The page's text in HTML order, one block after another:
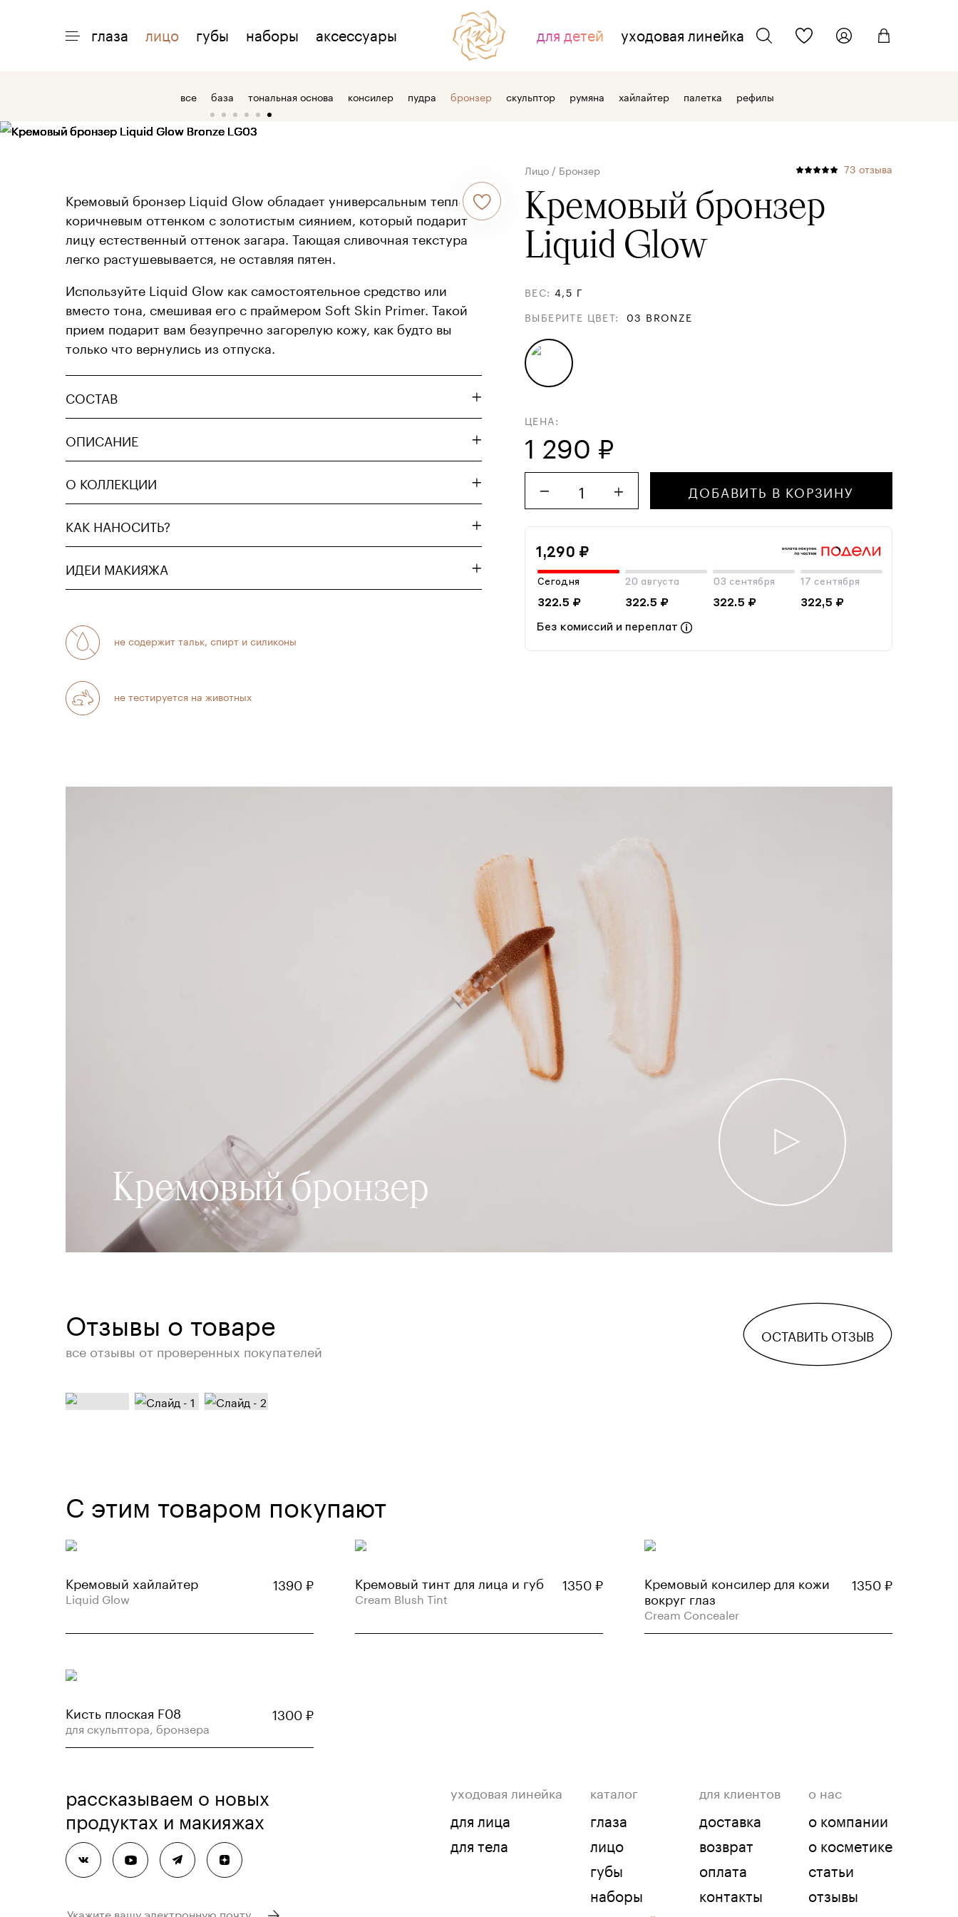
глаза лицо губы наборы аксессуары для детей уходовая линейка
ПОМОЩЬ
доставка
ДЛЯ СВЯЗИ
оптовым клиентам
info@kmcosmetics.ru
все база тональная основа консилер пудра бронзер скульптор румяна хайлайтер палетка рефилы
Кремовый бронзер Liquid Glow обладает универсальным тепло-
коричневым оттенком с золотистым сиянием, который подарит
лицу естественный оттенок загара. Тающая сливочная текстура
легко растушевывается, не оставляя пятен.
Используйте Liquid Glow как самостоятельное средство или
вместо тона, смешивая его с праймером Soft Skin Primer. Такой
прием подарит вам безупречно загорелую кожу, как будто вы
только что вернулись из отпуска.
СОСТАВ
ОПИСАНИЕ
О КОЛЛЕКЦИИ
КАК НАНОСИТЬ?
ИДЕИ МАКИЯЖА
не содержит тальк, спирт и силиконы
не тестируется на животных
Лицо / Бронзер 73 отзыва
Кремовый бронзер
Liquid Glow
ВЕС:4,5 Г
ВЫБЕРИТЕ ЦВЕТ: 03 BRONZE
ЦЕНА:
1 290 ₽
1 ДОБАВИТЬ В КОРЗИНУ
1,290 ₽
Сегодня
322.5 ₽
20 августа
322.5 ₽
03 сентября
322.5 ₽
17 сентября
322,5 ₽
Без комиссий и переплат
Кремовый бронзер
Отзывы о товаре
все отзывы от проверенных покупателей
ОСТАВИТЬ ОТЗЫВ
С этим товаром покупают
Кремовый хайлайтер
Liquid Glow
1390₽ Кремовый тинт для лица и губ
Cream Blush Tint
1350₽ Кремовый консилер для кожи
вокруг глаз
Cream Concealer
1350₽
Кисть плоская F08
для скульптора, бронзера
1300₽
рассказываем о новых
продуктах и макияжах
уходовая линейка
для лица
для тела
каталог
глаза
лицо
губы
наборы
для клиентов
доставка
возврат
оплата
контакты
о нас
о компании
о косметике
статьи
отзывы